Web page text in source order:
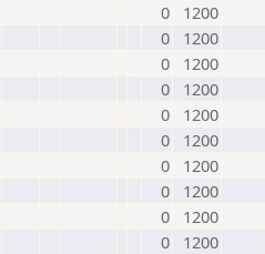
0
1200
0
1200
0
1200
0
1200
0
1200
0
1200
0
1200
0
1200
0
1200
0
1200